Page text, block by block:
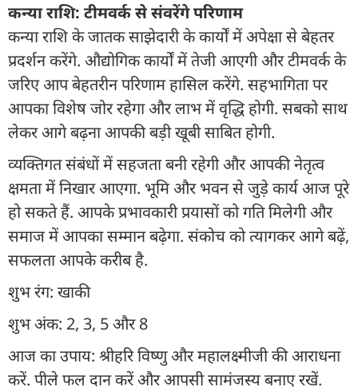
कन्या राशि: टीमवर्क से संवरेंगे परिणाम
कन्या राशि के जातक साझेदारी के कार्यों में अपेक्षा से बेहतर
प्रदर्शन करेंगे. औद्योगिक कार्यों में तेजी आएगी और टीमवर्क के
जरिए आप बेहतरीन परिणाम हासिल करेंगे. सहभागिता पर
आपका विशेष जोर रहेगा और लाभ में वृद्धि होगी. सबको साथ
लेकर आगे बढ़ना आपकी बड़ी खूबी साबित होगी.
व्यक्तिगत संबंधों में सहजता बनी रहेगी और आपकी नेतृत्व
क्षमता में निखार आएगा. भूमि और भवन से जुड़े कार्य आज पूरे
हो सकते हैं. आपके प्रभावकारी प्रयासों को गति मिलेगी और
समाज में आपका सम्मान बढ़ेगा. संकोच को त्यागकर आगे बढ़ें,
सफलता आपके करीब है.
शुभ रंग: खाकी
शुभ अंक: 2, 3, 5 और 8
आज का उपाय: श्रीहरि विष्णु और महालक्ष्मीजी की आराधना
करें. पीले फल दान करें और आपसी सामंजस्य बनाए रखें.